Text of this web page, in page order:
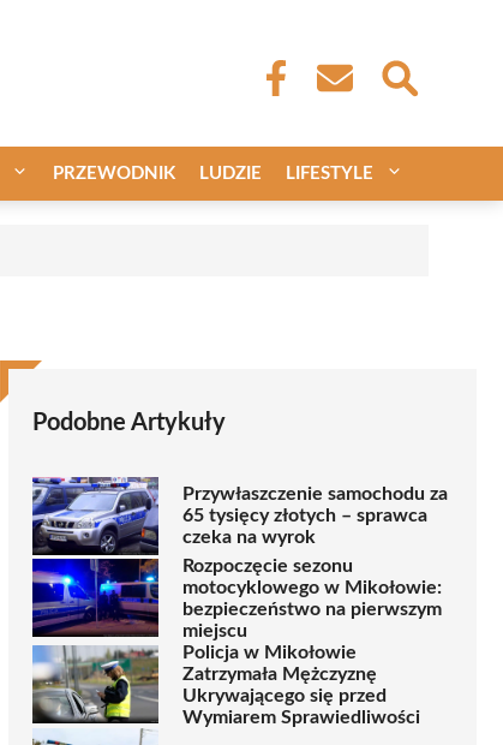
PRZEWODNIK LUDZIE LIFESTYLE
Podobne Artykuły
Przywłaszczenie samochodu za
65 tysięcy złotych – sprawca
czeka na wyrok
Rozpoczęcie sezonu
motocyklowego w Mikołowie:
bezpieczeństwo na pierwszym
miejscu
Policja w Mikołowie
Zatrzymała Mężczyznę
Ukrywającego się przed
Wymiarem Sprawiedliwości